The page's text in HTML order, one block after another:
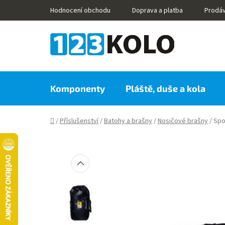
Hodnocení obchodu Doprava a platba
Komponenty Pláště, duše a kola
Domů
/Příslušenství/Batohy a brašny/Nosičové brašny/